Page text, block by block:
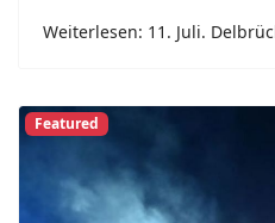
Weiterlesen: 11. Juli.
Featured